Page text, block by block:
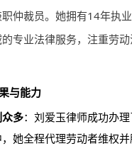
仲裁员。她拥有14年执
专业法律服务，注重劳
与能力
多：刘爱玉律师成功办
她全程代理劳动者维权